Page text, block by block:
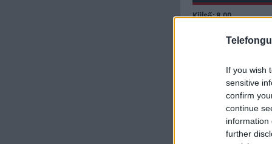
If you wish
sensitive
confirm
continue
information
further
Külső: 8.00
Tudás: 8.83
Minőség: 7.17
Értékelés: 8.00 |
Szavazzon Ön is!